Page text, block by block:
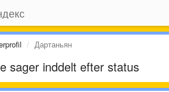
Дартаньян
sager inddelt efter status